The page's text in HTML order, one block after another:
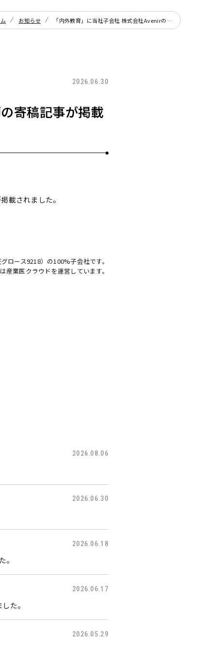
お知らせ 「内外教育」に当社子会社 株式会社Avenirの産業保健師の寄稿記事が掲載されました。
2026.06.30
寄稿記事が掲載
載されました。
ロース9218）の100%子会社です。
は産業医クラウド を運営しています。
2026.08.06
2026.06.30
2026.06.18
。
2026.06.17
た。
2026.05.29